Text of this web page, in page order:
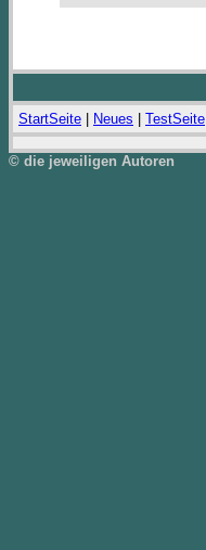
StartSeite Neues TestSeite
© die jeweiligen Autoren